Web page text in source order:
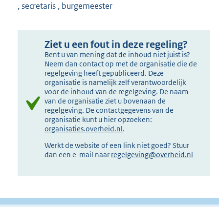
, secretaris , burgemeester
Ziet u een fout in deze regeling?
Bent u van mening dat de inhoud niet juist is?
Neem dan contact op met de organisatie die de
regelgeving heeft gepubliceerd. Deze
organisatie is namelijk zelf verantwoordelijk
voor de inhoud van de regelgeving. De naam
van de organisatie ziet u bovenaan de
regelgeving. De contactgegevens van de
organisatie kunt u hier opzoeken:
organisaties.overheid.nl.
Werkt de website of een link niet goed? Stuur
dan een e-mail naar regelgeving@overheid.nl